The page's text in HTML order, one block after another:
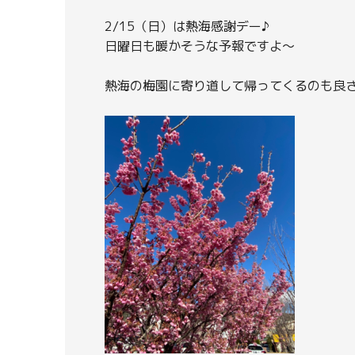
2/15（日）は熱海感謝デー♪
日曜日も暖かそうな予報ですよ～
熱海の梅園に寄り道して帰ってくるのも良